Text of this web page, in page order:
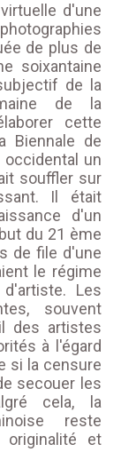
d'une
de plus de
soixantaine
de la
de la
cette
Biennale de
un
souffler sur
Il était
d'un
du 21 ème
de file d'une
le régime
Les
souvent
des artistes
à l'égard
si la censure
secouer les
cela, la
reste
originalité et